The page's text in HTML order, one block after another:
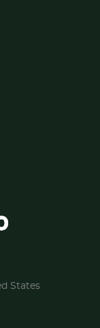
States